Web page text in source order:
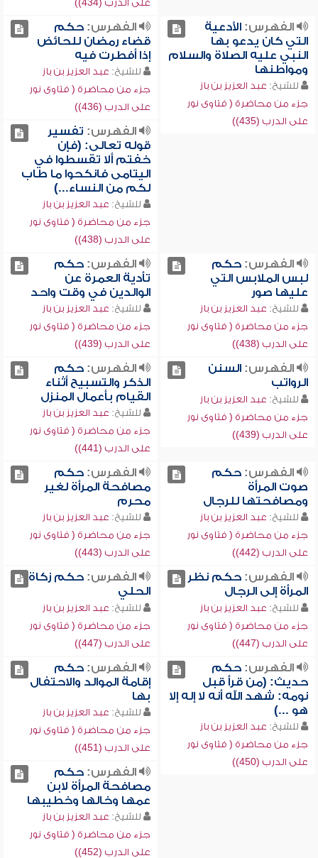
على الدرب (434))
الفهرس:الأدعية
التي كان يدعو بها
النبي عليه الصلاة والسلام
ومواطنها
للشيخ: عبد العزيز بن باز
جزء من محاضرة ( فتاوى نور
على الدرب (435))
الفهرس:حكم
قضاء رمضان للحائض
إذا أفطرت فيه
للشيخ: عبد العزيز بن باز
جزء من محاضرة ( فتاوى نور
على الدرب (436))
الفهرس: تفسير
قوله تعالى: (فإن
خفتم ألا تقسطوا في
اليتامى فانكحوا ما طاب
لكم من النساء...)
للشيخ: عبد العزيز بن باز
جزء من محاضرة ( فتاوى نور
على الدرب (438))
الفهرس:حكم
لبس الملابس التي
عليها صور
للشيخ: عبد العزيز بن باز
جزء من محاضرة ( فتاوى نور
على الدرب (438))
الفهرس:حكم
تأدية العمرة عن
الوالدين في وقت واحد
للشيخ: عبد العزيز بن باز
جزء من محاضرة ( فتاوى نور
على الدرب (439))
الفهرس:السنن
الرواتب
للشيخ: عبد العزيز بن باز
جزء من محاضرة ( فتاوى نور
على الدرب (439))
الفهرس:حكم
الذكر والتسبيح أثناء
القيام بأعمال المنزل
للشيخ: عبد العزيز بن باز
جزء من محاضرة ( فتاوى نور
على الدرب (441))
الفهرس:حكم
صوت المرأة
ومصافحتها للرجال
للشيخ: عبد العزيز بن باز
جزء من محاضرة ( فتاوى نور
على الدرب (442))
الفهرس:حكم
مصافحة المرأة لغير
محرم
للشيخ: عبد العزيز بن باز
جزء من محاضرة ( فتاوى نور
على الدرب (443))
الفهرس:حكم نظر
المرأة إلى الرجال
للشيخ: عبد العزيز بن باز
جزء من محاضرة ( فتاوى نور
على الدرب (447))
الفهرس:حكم زكاة
الحلي
للشيخ: عبد العزيز بن باز
جزء من محاضرة ( فتاوى نور
على الدرب (447))
الفهرس:حكم
حديث: (من قرأ قبل
نومه: شهد الله أنه لا إله إلا
هو ...)
للشيخ: عبد العزيز بن باز
جزء من محاضرة ( فتاوى نور
على الدرب (450))
الفهرس:حكم
إقامة الموالد والاحتفال
بها
للشيخ: عبد العزيز بن باز
جزء من محاضرة ( فتاوى نور
على الدرب (451))
الفهرس:حكم
مصافحة المرأة لابن
عمها وخالها وخطيبها
للشيخ: عبد العزيز بن باز
جزء من محاضرة ( فتاوى نور
على الدرب (452))